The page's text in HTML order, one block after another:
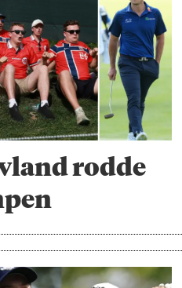
rodde